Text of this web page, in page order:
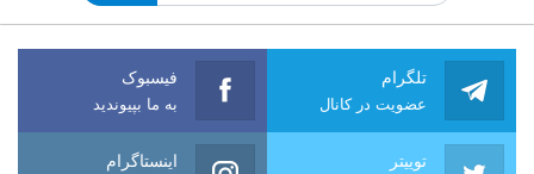
تلگرام
عضویت در کانال
فیسبوک
به ما بپیوندید
توییتر اینستاگرام